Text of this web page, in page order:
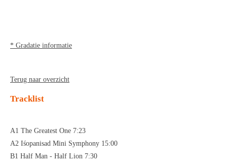
* Gradatie informatie
Terug naar overzicht
Tracklist
A1 The Greatest One 7:23
A2 Iśopanisad Mini Symphony 15:00
B1 Half Man - Half Lion 7:30